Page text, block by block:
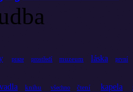
praze prostředí muzeum láska první
knihu všechno čtení kapela